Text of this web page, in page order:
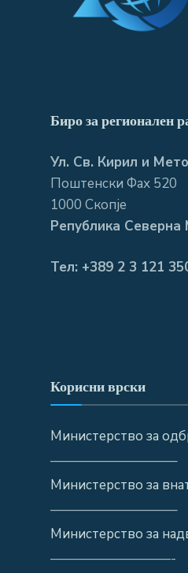
Биро за регионален
Ул. Св. Кирил и
Поштенски Фах 520
1000 Скопје
Република Северна
Тел: +389 2 3 121
Корисни врски
Министерство за
—————————–
Министерство за
—————————–
Министерство за
—————————-